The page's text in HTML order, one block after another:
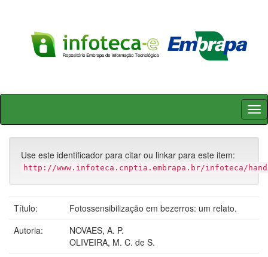
Skip
Use este identificador para citar ou linkar para este item:
http://www.infoteca.cnptia.embrapa.br/infoteca/
Título:
Fotossensibilização em bezerros: um relato.
Autoria:
NOVAES, A. P.
OLIVEIRA, M. C. de S.